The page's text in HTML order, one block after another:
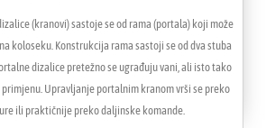
(kranovi) sastoje se od rama (portala) koji može
koloseku. Konstrukcija rama sastoji se od dva stuba
dizalice pretežno se ugrađuju vani, ali isto tako
Upravljanje portalnim kranom vrši se preko
ili praktičnije preko daljinske komande.